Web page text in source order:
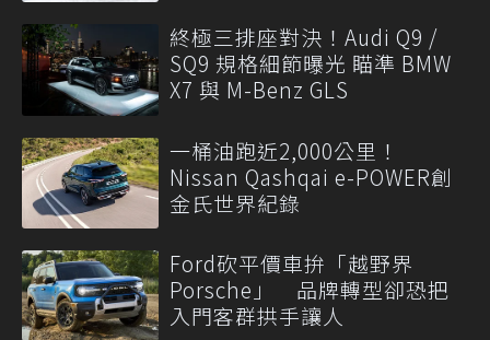
終極三排座對決！Audi Q9 /
SQ9 規格細節曝光 瞄準 BMW
X7 與 M-Benz GLS
一桶油跑近2,000公里！
Nissan Qashqai e-POWER創
金氏世界紀錄
Ford砍平價車拚「越野界
Porsche」 品牌轉型卻恐把
入門客群拱手讓人